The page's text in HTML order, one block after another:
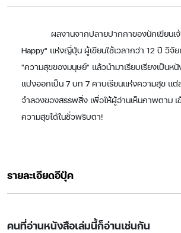
ผลงานจากปลายปากกาของนักเขียนเ
Happy" แห่งญี่ปุ่น ผู้เขียนใช้เวลากว่า 12 ปี วิจัย
"ความสุขของมนุษย์" แล้วนำมาเรียบเรียงเป็นหนั
แบ่งออกเป็น 7 บท 7 คาบเรียนแห่งความสุข แต่
จำลองของสรรพสิ่ง เพื่อให้ผู้อ่านเห็นภาพตาม เ
ความสุขได้ในชั่วพริบตา!
รายละเอียดอีบุ๊ค
คนที่อ่านหนังสือเล่มนี้ก็อ่านเช่นกัน